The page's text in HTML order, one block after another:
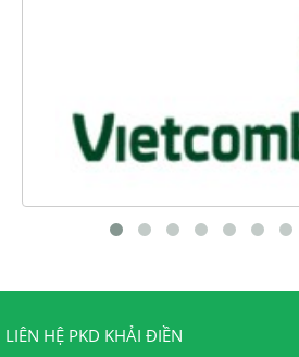
LIÊN HỆ PKD KHẢI ĐIỀN